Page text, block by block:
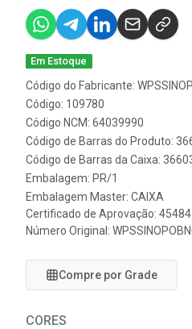
Em Estoque
Código do Fabricante:
Código: 109780
Código NCM: 64039990
Código de Barras do Produto:
Código de Barras da Caixa:
Embalagem: PR/1
Embalagem Master: CAIXA
Certificado de Aprovação: 45484
Número Original:
Compre por Grade
CORES